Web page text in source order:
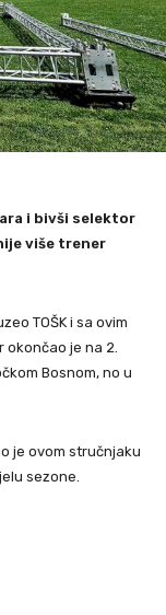
i bivši selektor
više trener
TOŠK i sa ovim
je na 2.
Bosnom, no u
je ovom stručnjaku
sezone.